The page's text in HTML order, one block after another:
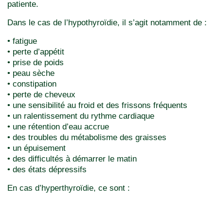
patiente.
Dans le cas de l’hypothyroïdie, il s’agit notamment de :
• fatigue
• perte d’appétit
• prise de poids
• peau sèche
• constipation
• perte de cheveux
• une sensibilité au froid et des frissons fréquents
• un ralentissement du rythme cardiaque
• une rétention d’eau accrue
• des troubles du métabolisme des graisses
• un épuisement
• des difficultés à démarrer le matin
• des états dépressifs
En cas d’hyperthyroïdie, ce sont :